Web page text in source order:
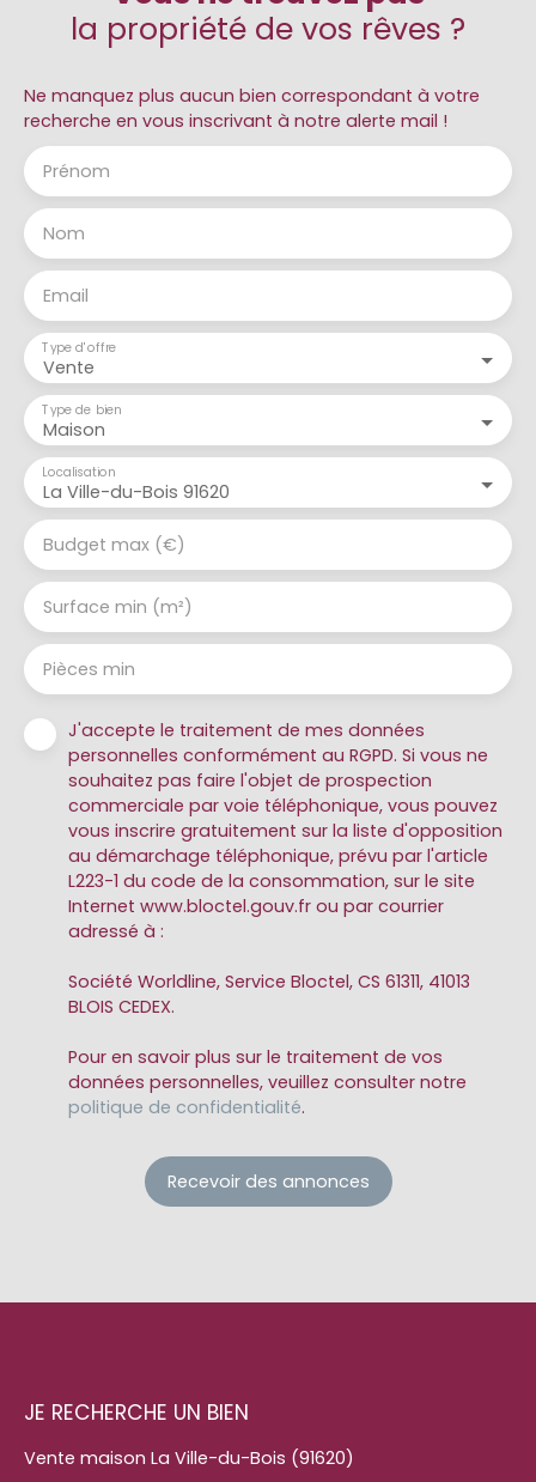
la propriété de vos rêves ?
Ne manquez plus aucun bien correspondant à votre
recherche en vous inscrivant à notre alerte mail !
Prénom
Nom
Email
Vente
Type d'offre
Maison
Type de bien
La Ville-du-Bois 91620
Localisation
Budget max (€)
Surface min (m²)
Pièces min
J'accepte le traitement de mes données
personnelles conformément au RGPD. Si vous ne
souhaitez pas faire l'objet de prospection
commerciale par voie téléphonique, vous pouvez
vous inscrire gratuitement sur la liste d'opposition
au démarchage téléphonique, prévu par l'article
L223-1 du code de la consommation, sur le site
Internet www.bloctel.gouv.fr ou par courrier
adressé à :
Société Worldline, Service Bloctel, CS 61311, 41013
BLOIS CEDEX.
Pour en savoir plus sur le traitement de vos
données personnelles, veuillez consulter notre
politique de confidentialité.
Recevoir des annonces
JE RECHERCHE UN BIEN
Vente maison La Ville-du-Bois (91620)